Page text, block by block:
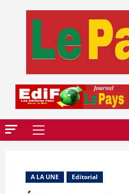
Menu
A LA UNE Editorial